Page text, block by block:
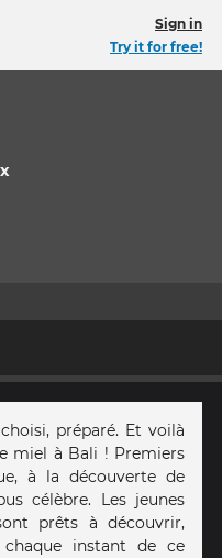
Sign in
Try it for free!
préparé. Et voilà
miel à Bali ! Premiers
à la découverte de
célèbre. Les jeunes
prêts à découvrir,
instant de ce